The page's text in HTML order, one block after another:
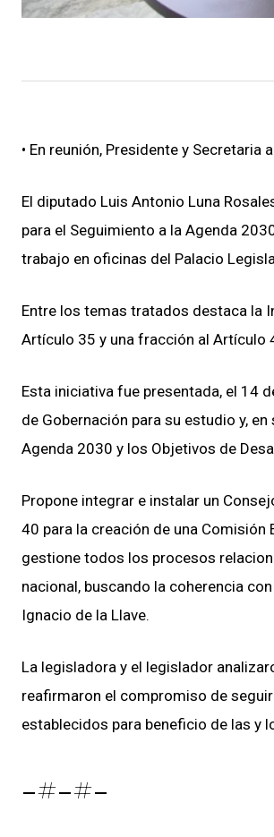
• En reunión, Presidente y
El diputado Luis Antonio Luna
para el Seguimiento a la Agenda
trabajo en oficinas del Palacio
Entre los temas tratados destaca la
Artículo 35 y una fracción al Artículo
Esta iniciativa fue presentada, el 14
de Gobernación para su estudio y,
Agenda 2030 y los Objetivos de
Propone integrar e instalar un
40 para la creación de una
gestione todos los procesos
nacional, buscando la coherencia
Ignacio de la Llave.
La legisladora y el legislador
reafirmaron el compromiso de
establecidos para beneficio de las y
-#-#-